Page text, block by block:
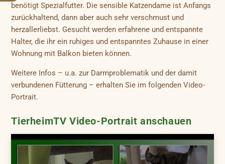
benötigt Spezialfutter. Die sensible Katzendame ist Anfangs
zurückhaltend, dann aber auch sehr verschmust und
herzallerliebst. Gesucht werden erfahrene und entspannte
Halter, die ihr ein ruhiges und entspanntes Zuhause in einer
Wohnung mit Balkon bieten können.
Weitere Infos – u.a. zur Darmproblematik und der damit
verbundenen Fütterung – erhalten Sie im folgenden Video-
Portrait.
TierheimTV Video-Portrait anschauen